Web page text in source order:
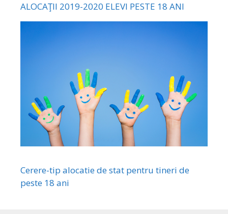
ALOCAŢII 2019-2020 ELEVI PESTE 18 ANI
Cerere-tip alocatie de stat pentru tineri de
peste 18 ani